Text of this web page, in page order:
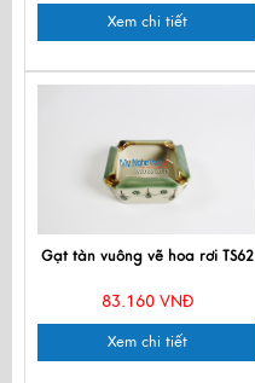
Xem chi tiết
Gạt tàn vuông vẽ hoa rơi TS62
83.160 VNĐ
Xem chi tiết